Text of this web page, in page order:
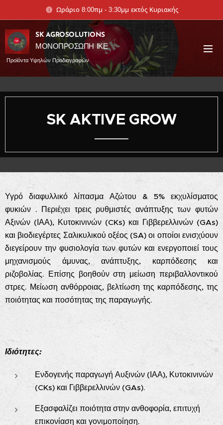
Ωράριο 8:00πμ - 3:30μμ εκτός Κυριακής
SK AGROSOLUTIONS
ΜΟΝΟΠΡΟΣΩΠΗ ΙΚΕ
Προϊόντα Υψηλών Προδιαγραφών
SK AKTIVE GROW
Υγρό διαφυλλικό λίπασμα Αζώτου & 5% εκχυλίσματος
φυκιών . Περιέχει τρεις ρυθμιστές ανάπτυξης των φυτών
Αξινών (ΙΑΑ), Κυτοκινινών (CKs) και Γιββερελλινών (GAs)
και βιοδιεγέρτες Σαλικυλικού οξέος (SA) οι οποίοι ενισχύουν
διεγείρουν την φυσιολογία των φυτών και ενεργοποιεί τους
μηχανισμούς άμυνας, ανάπτυξης, καρπόδεσης και
ριζοβολίας. Επίσης βοηθούν στη μείωση περιβαλλοντικού
στρες. Μείωση ανθόρροιας, βελτίωση της καρπόδεσης, της
ποιότητας και ποσότητας της παραγωγής.
Ιδιότητες:
Ενδογενής παραγωγή Αυξινών (ΙΑΑ), Κυτοκινινών
(CKs) και Γιββερελλινών (GAs).
Εξασφαλίζει ποιότητα στην ανθοφορία, επιτυχή
επικονίαση και γονιμοποίηση.